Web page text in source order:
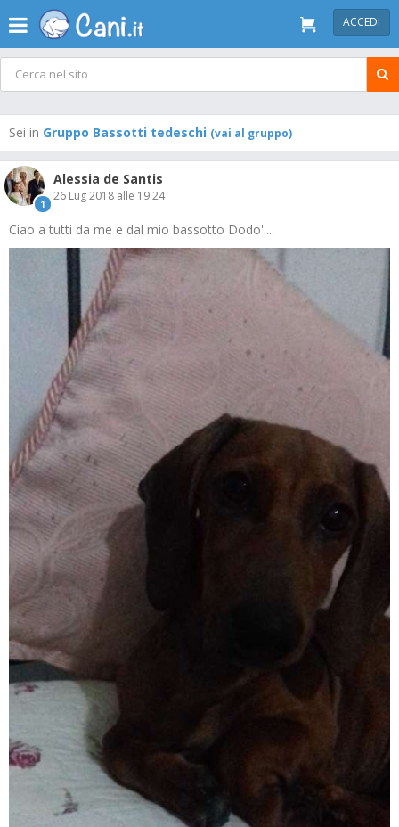
ACCEDI
Sei in Gruppo Bassotti tedeschi (vai al gruppo)
1
Alessia de Santis
26 Lug 2018 alle 19:24
Ciao a tutti da me e dal mio bassotto Dodo'....